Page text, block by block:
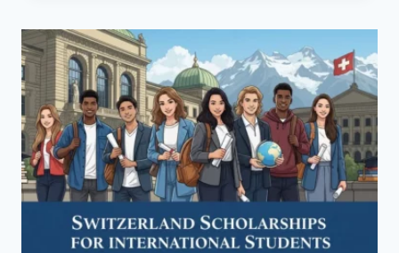
10
منح
للطلاب
الدوليين
2026